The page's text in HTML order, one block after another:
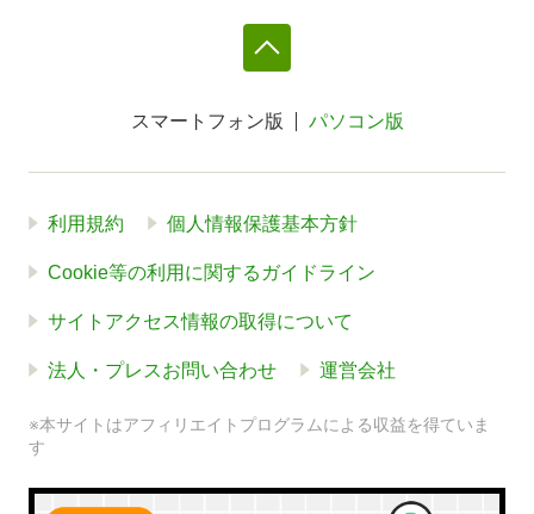
スマートフォン版 パソコン版
利用規約 個人情報保護基本方針
Cookie等の利用に関するガイドライン
サイトアクセス情報の取得について
法人・プレスお問い合わせ 運営会社
※本サイトはアフィリエイトプログラムによる収益を得ていま
す